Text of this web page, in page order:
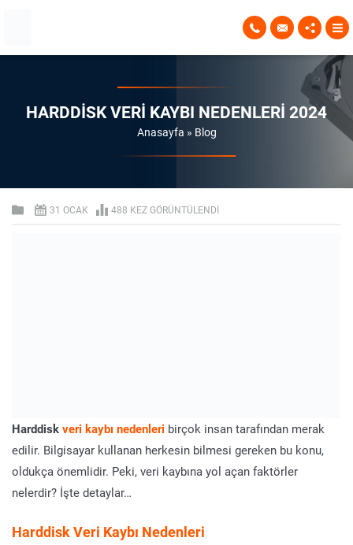
HARDDISK VERI KAYBI NEDENLERI 2024
Anasayfa » Blog
31 OCAK 488 KEZ GÖRÜNTÜLENDI
Harddisk veri kaybı nedenleri birçok insan tarafından merak
edilir. Bilgisayar kullanan herkesin bilmesi gereken bu konu,
oldukça önemlidir. Peki, veri kaybına yol açan faktörler
nelerdir? İşte detaylar…
HarddiskVeri Kaybı Nedenleri